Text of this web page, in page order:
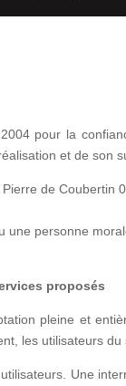
pour la
et de son
de Coubertin
une personne
proposés
pleine et
les utilisateurs
Une